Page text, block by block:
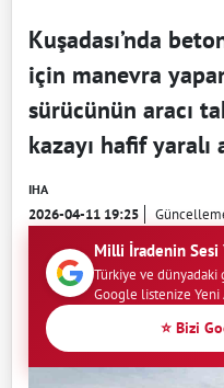
Kuşadası’nda
için manevra
sürücünün aracı
kazayı hafif yaralı
IHA
2026-04-11 19:25
Milli İradenin Sesi
Türkiye ve
Google listenize
⭐ Bizi